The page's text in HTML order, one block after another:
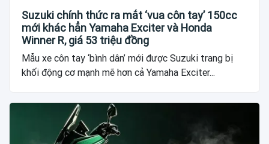
Suzuki chính thức ra mắt ‘vua côn tay’ 150cc
mới khác hẳn Yamaha Exciter và Honda
Winner R, giá 53 triệu đồng
Mẫu xe côn tay ‘bình dân’ mới được Suzuki trang bị
khối động cơ mạnh mẽ hơn cả Yamaha Exciter...